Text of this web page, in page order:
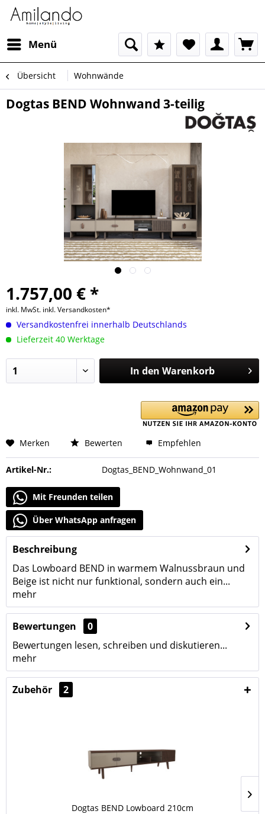
Menü
Übersicht Wohnwände
Dogtas BEND Wohnwand 3-teilig
1.757,00 € *
inkl. MwSt. inkl. Versandkosten*
Versandkostenfrei innerhalb Deutschlands
Lieferzeit 40 Werktage
In den Warenkorb
Merken Bewerten Empfehlen
Artikel-Nr.: Dogtas_BEND_Wohnwand_01
Mit Freunden teilen
Über WhatsApp anfragen
Beschreibung
Das Lowboard BEND in warmem Walnussbraun und
Beige ist nicht nur funktional, sondern auch ein...
mehr
Bewertungen
0
Bewertungen lesen, schreiben und diskutieren...
mehr
Zubehör 2
Dogtas BEND Lowboard 210cm